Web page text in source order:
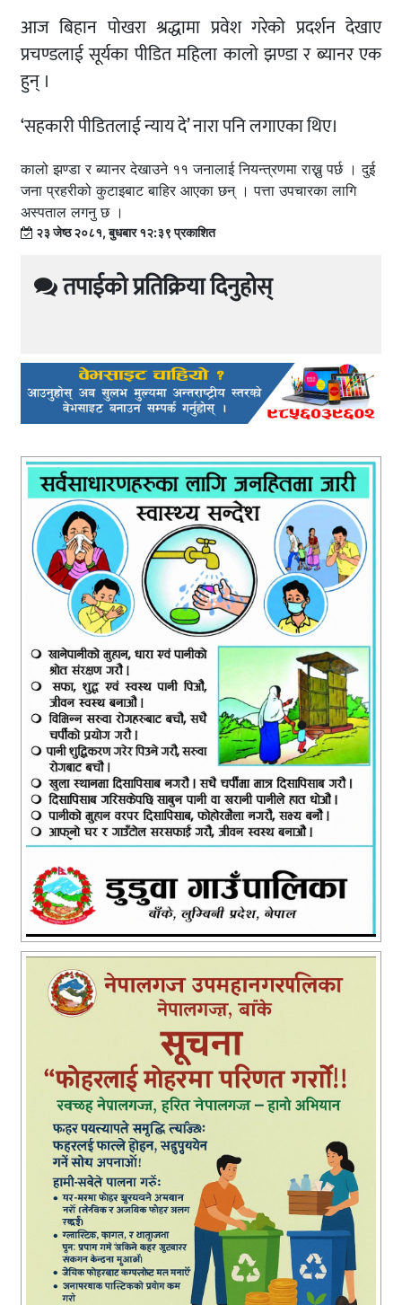
आज बिहान पोखरा श्रद्धामा प्रवेश गरेको प्रदर्शन देखाए
प्रचण्डलाई सूर्यका पीडित महिला कालो झण्डा र ब्यानर एक
हुन् ।
‘सहकारी पीडितलाई न्याय दे’ नारा पनि लगाएका थिए।
कालो झण्डा र ब्यानर देखाउने ११ जनालाई नियन्त्रणमा राख्नु पर्छ । दुई
जना प्रहरीको कुटाइबाट बाहिर आएका छन् । पत्ता उपचारका लागि
अस्पताल लगनु छ ।
२३ जेष्ठ २०८१, बुधबार १२:३९ प्रकाशित
तपाईको प्रतिक्रिया दिनुहोस्